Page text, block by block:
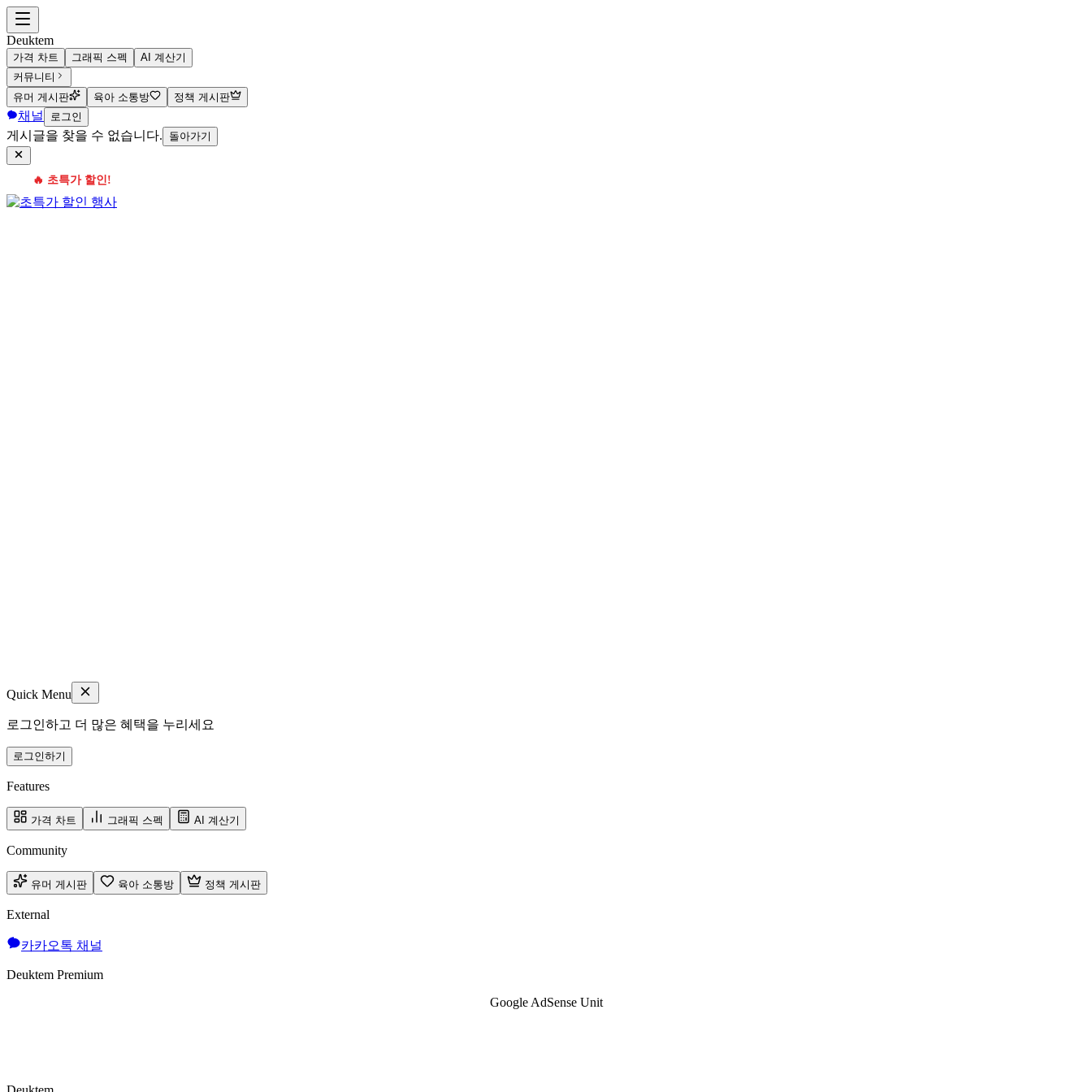
Deuktem
가격 차트 그래픽 스펙
AI 계산기
커뮤니티
유머 게시판
육아 소통방 정책 게시판
채널 로그인
게시글을 찾을 수 없습니다. 돌아가기
🔥 초특가 할인!
Quick Menu
로그인하고 더 많은 혜택을 누리세요
로그인하기
Features
가격 차트 그래픽 스펙 AI 계산기
Community
유머 게시판 육아 소통방 정책 게시판
External
카카오톡 채널
Deuktem Premium
Google AdSense Unit